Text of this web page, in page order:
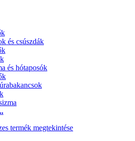
és csúszdák
és hótaposók